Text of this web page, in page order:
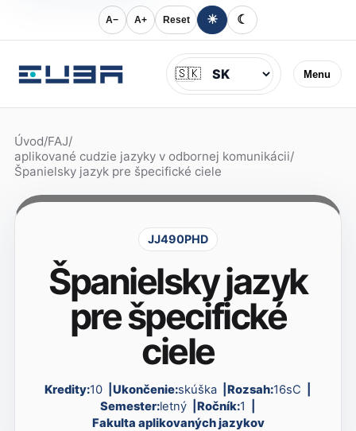
A− A+ Reset ☀ ☾
Menu
Jazyk
🇸🇰
Úvod/FAJ/
aplikované cudzie jazyky v odbornej komunikácii/
Španielsky jazyk pre špecifické ciele
JJ490PHD
Španielsky jazyk
pre špecifické
ciele
Kredity:10 Ukončenie:skúška Rozsah:16sC
Semester:letný Ročník:1
Fakulta aplikovaných jazykov